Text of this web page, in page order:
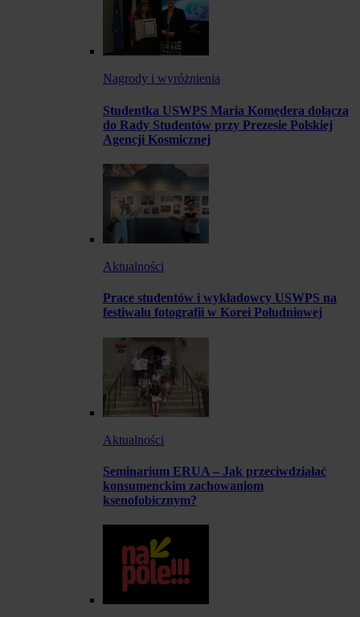
Nagrody i wyróżnienia
Studentka USWPS Maria Komędera dołącza
do Rady Studentów przy Prezesie Polskiej
Agencji Kosmicznej
Aktualności
Prace studentów i wykładowcy USWPS na
festiwalu fotografii w Korei Południowej
Aktualności
Seminarium ERUA – Jak przeciwdziałać
konsumenckim zachowaniom
ksenofobicznym?